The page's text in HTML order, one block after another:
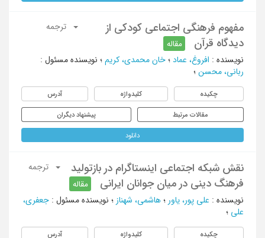
مفهوم فرهنگی اجتماعی کودکی از
دیدگاه قرآن
مقاله
ترجمه
نویسنده : افروغ، عماد ؛ خان محمدی، کریم ؛ نویسنده مسئول :
ربانی، محسن ؛
چکیده کلیدواژه آدرس
مقالات مرتبط پیشنهاد دیگران
دانلود
نقش شبکه‌ اجتماعی اینستاگرام در بازتولید
فرهنگ دینی در میان جوانان ایرانی
مقاله
ترجمه
نویسنده : علی پور، یاور ؛ هاشمی، شهناز ؛ نویسنده مسئول : جعفری،
علی ؛
چکیده کلیدواژه آدرس